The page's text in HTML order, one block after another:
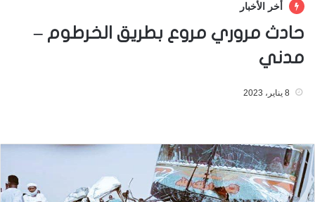
أخر الأخبار
حادث مروري مروع بطريق الخرطوم –
مدني
8 يناير، 2023